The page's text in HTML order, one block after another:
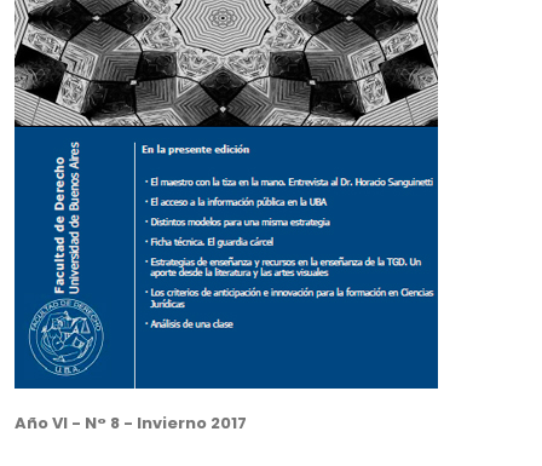
Año VI - N° 8 - Invierno 2017